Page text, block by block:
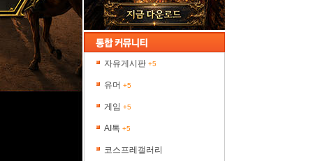
자유게시판 +5
유머 +5
게임 +5
AI톡 +5
코스프레갤러리